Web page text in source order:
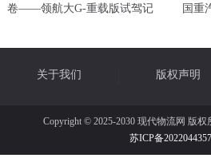
卷——领航大G-重载版试驾记
国重
关于我们 版权声明
Copyright © 2025-2030 现代物流网 版权
苏ICP备